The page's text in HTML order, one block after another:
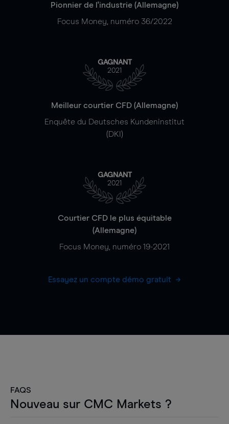
Pionnier de l'industrie (Allemagne)
Focus Money, numéro 36/2022
GAGNANT
2021
Meilleur courtier CFD (Allemagne)
Enquête du Deutsches Kundeninstitut
(DKI)
GAGNANT
2021
Courtier CFD le plus équitable
(Allemagne)
Focus Money, numéro 19-2021
Essayez un compte démo gratuit
FAQS
Nouveau sur CMC Markets ?